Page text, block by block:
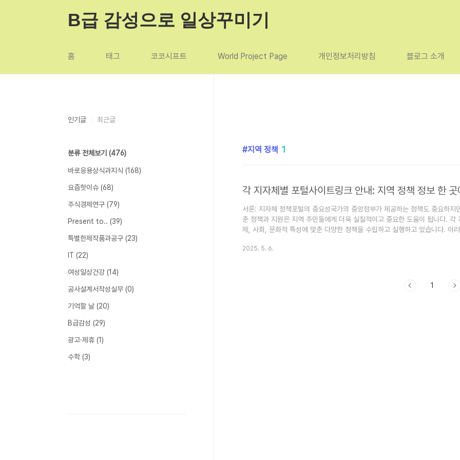
B급 감성으로 일상꾸미기
홈 태그 코코시프트 World Project Page 개인정보처리방침 블로그 소개
지역 정책 1
각 지자체별 포털사이트링크 안내: 지역 정책 정보 한 곳
서론: 지자체 정책포털의 중요성국가의 중앙정부가 제공하는 정책도 중요하지
춘 정책과 지원은 지역 주민들에게 더욱 실질적이고 중요한 도움이 됩니다. 각
제, 사회, 문화적 특성에 맞춘 다양한 정책을 수립하고 실행하고 있습니다. 이
지역 정책을 하나하나 찾는 것은 어려울 수 있습니다. 이를 해결하기 위해 각 지
2025. 5. 6.
1
인기글 최근글
분류 전체보기 (476)
바로응용상식과지식 (168)
요즘핫이슈 (68)
주식경제연구 (79)
Present to.. (39)
특별한제작품과공구 (23)
IT (22)
여성일상건강 (14)
공사설계서작성실무 (0)
기억할 날 (20)
B급감성 (29)
광고·제휴 (1)
수학 (3)